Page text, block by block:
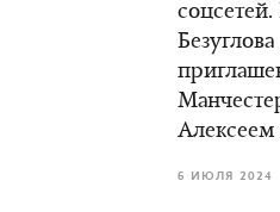
6 ИЮЛЯ 2024